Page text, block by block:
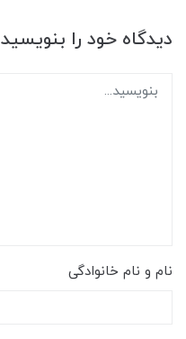
دیدگاه خود را بنویسید
نام و نام خانوادگی